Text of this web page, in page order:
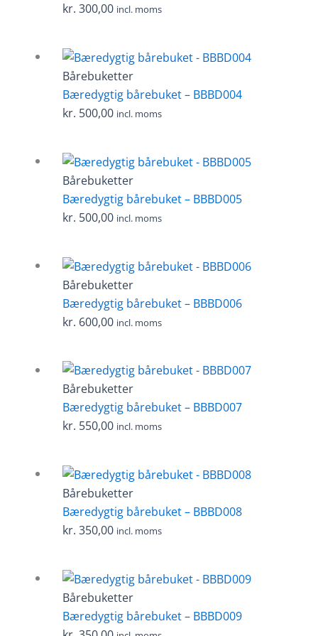
kr. 300,00 incl. moms
Bårebuketter
Bæredygtig bårebuket – BBBD004
kr. 500,00 incl. moms
Bårebuketter
Bæredygtig bårebuket – BBBD005
kr. 500,00 incl. moms
Bårebuketter
Bæredygtig bårebuket – BBBD006
kr. 600,00 incl. moms
Bårebuketter
Bæredygtig bårebuket – BBBD007
kr. 550,00 incl. moms
Bårebuketter
Bæredygtig bårebuket – BBBD008
kr. 350,00 incl. moms
Bårebuketter
Bæredygtig bårebuket – BBBD009